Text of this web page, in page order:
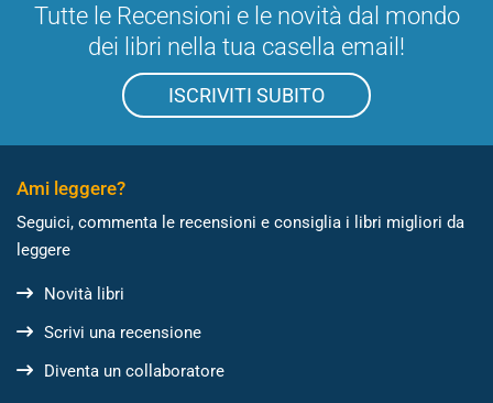
Tutte le Recensioni e le novità dal mondo
dei libri nella tua casella email!
ISCRIVITI SUBITO
Ami leggere?
Seguici, commenta le recensioni e consiglia i libri migliori da
leggere
Novità libri
Scrivi una recensione
Diventa un collaboratore